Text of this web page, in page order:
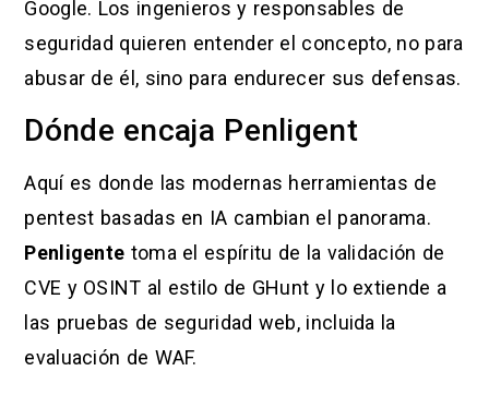
Google. Los ingenieros y responsables de
seguridad quieren entender el concepto, no para
abusar de él, sino para endurecer sus defensas.
Dónde encaja Penligent
Aquí es donde las modernas herramientas de
pentest basadas en IA cambian el panorama.
Penligente toma el espíritu de la validación de
CVE y OSINT al estilo de GHunt y lo extiende a
las pruebas de seguridad web, incluida la
evaluación de WAF.